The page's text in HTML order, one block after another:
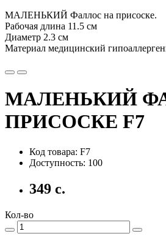
МАЛЕНЬКИЙ Фаллос на присоске.
Рабочая длина 11.5 см
Диаметр 2.3 см
Материал медицинский
МАЛЕНЬКИЙ
ПРИСОСКЕ F7
Код товара: F7
Доступность: 100
349 с.
Кол-во